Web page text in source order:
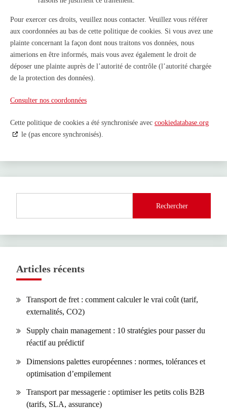
Pour exercer ces droits, veuillez nous contacter. Veuillez vous référer
aux coordonnées au bas de cette politique de cookies. Si vous avez une
plainte concernant la façon dont nous traitons vos données, nous
aimerions en être informés, mais vous avez également le droit de
déposer une plainte auprès de l’autorité de contrôle (l’autorité chargée
de la protection des données).
Consulter nos coordonnées
Cette politique de cookies a été synchronisée avec cookiedatabase.org
le (pas encore synchronisés).
Rechercher
Articles récents
Transport de fret : comment calculer le vrai coût (tarif,
externalités, CO2)
Supply chain management : 10 stratégies pour passer du
réactif au prédictif
Dimensions palettes européennes : normes, tolérances et
optimisation d’empilement
Transport par messagerie : optimiser les petits colis B2B
(tarifs, SLA, assurance)